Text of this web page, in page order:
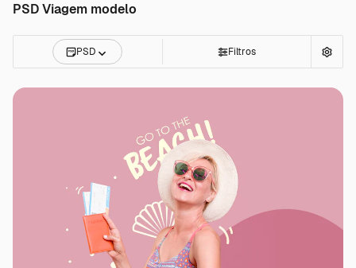
PSD Viagem modelo
PSD Filtros